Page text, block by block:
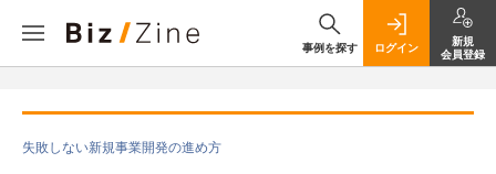
事例を探す ログイン
新規
会員登録
失敗しない新規事業開発の進め方